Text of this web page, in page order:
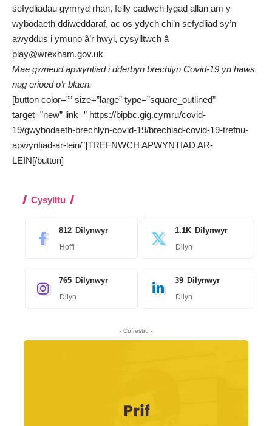
sefydliadau gymryd rhan, felly cadwch lygad allan am y
wybodaeth ddiweddaraf, ac os ydych chi’n sefydliad sy’n
awyddus i ymuno â’r hwyl, cysylltwch â
play@wrexham.gov.uk
Mae gwneud apwyntiad i dderbyn brechlyn Covid-19 yn haws
nag erioed o’r blaen.
[button color=”” size=”large” type=”square_outlined”
target=”new” link=” https://bipbc.gig.cymru/covid-
19/gwybodaeth-brechlyn-covid-19/brechiad-covid-19-trefnu-
apwyntiad-ar-lein/”]TREFNWCH APWYNTIAD AR-
LEIN[/button]
Cysylltu
812 Dilynwyr
Hoffi
1.1K Dilynwyr
Dilyn
765 Dilynwyr
Dilyn
39 Dilynwyr
Dilyn
- Cofrestru -